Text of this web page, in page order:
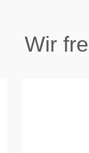
Wir